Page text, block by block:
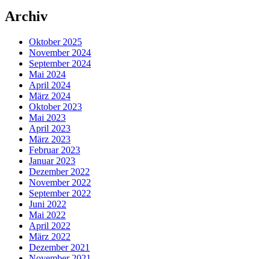
Archiv
Oktober 2025
November 2024
September 2024
Mai 2024
April 2024
März 2024
Oktober 2023
Mai 2023
April 2023
März 2023
Februar 2023
Januar 2023
Dezember 2022
November 2022
September 2022
Juni 2022
Mai 2022
April 2022
März 2022
Dezember 2021